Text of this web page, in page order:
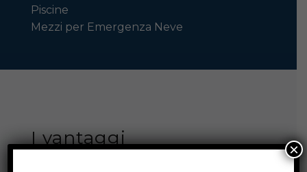
Piscine
Mezzi per Emergenza Neve
I vantaggi
×